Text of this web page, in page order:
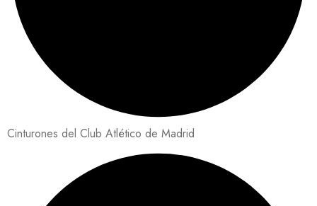
Cinturones del Club Atlético de Madrid